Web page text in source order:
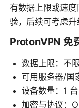
有数据上限或速
验，后续可考虑升
ProtonVPN 免
数据上限：不
可用服务器/国
设备数量：1 台
加密与协议：